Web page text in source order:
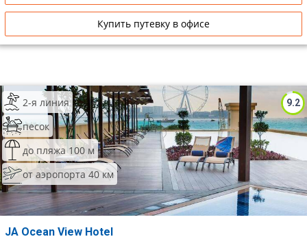
Купить путевку в офисе
9.2
2-я линия
песок
до пляжа 100 м
от аэропорта 40 км
JA Ocean View Hotel